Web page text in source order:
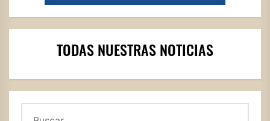
TODAS NUESTRAS NOTICIAS